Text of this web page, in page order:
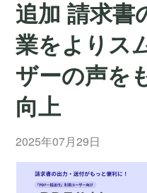
追加 請求書
業をよりス
ザーの声を
向上
2025年07月29日